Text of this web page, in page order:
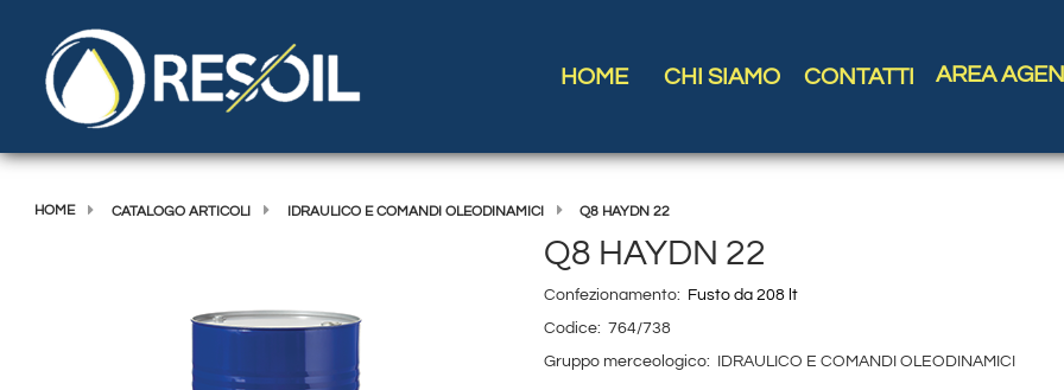
HOME CHI SIAMO CONTATTI AREA
HOME CATALOGO ARTICOLI IDRAULICO E COMANDI OLEODINAMICI Q8 HAYDN 22
Q8 HAYDN 22
Confezionamento:
Fusto da 208 lt
Codice: 764/738
Gruppo merceologico:
IDRAULICO E COMANDI OLEODINAMICI